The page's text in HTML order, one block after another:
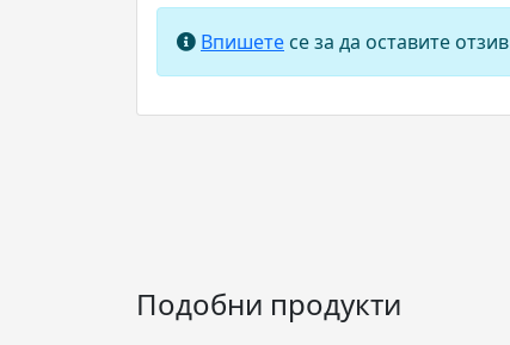
Впишете се за да оставите отзив
Подобни продукти